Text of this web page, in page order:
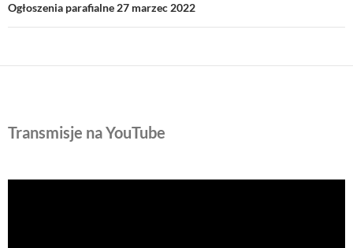
Ogłoszenia parafialne 27 marzec 2022
Transmisje na YouTube